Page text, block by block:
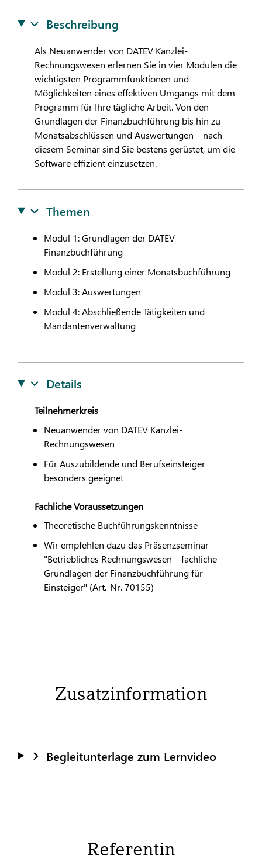
Beschreibung
Als Neuanwender von DATEVKanzlei-
Rechnungswesen erlernen Sie in vier Modulen die
wichtigsten Programmfunktionen und
Möglichkeiten eines effektiven Umgangs mit dem
Programm für Ihre tägliche Arbeit. Von den
Grundlagen der Finanzbuchführung bis hin zu
Monatsabschlüssen und Auswertungen – nach
diesem Seminar sind Sie bestens gerüstet, um die
Software effizient einzusetzen.
Themen
Modul 1: Grundlagen der DATEV-
Finanzbuchführung
Modul 2: Erstellung einer Monatsbuchführung
Modul 3: Auswertungen
Modul 4: Abschließende Tätigkeiten und
Mandantenverwaltung
Details
Teilnehmerkreis
Neuanwender von DATEVKanzlei-
Rechnungswesen
Für Auszubildende und Berufseinsteiger
besonders geeignet
Fachliche Voraussetzungen
Theoretische Buchführungskenntnisse
Wir empfehlen dazu das Präsenzseminar
"Betriebliches Rechnungswesen – fachliche
Grundlagen der Finanzbuchführung für
Einsteiger" (Art.-Nr. 70155)
Zusatzinformation
Begleitunterlage zum Lernvideo
Referentin